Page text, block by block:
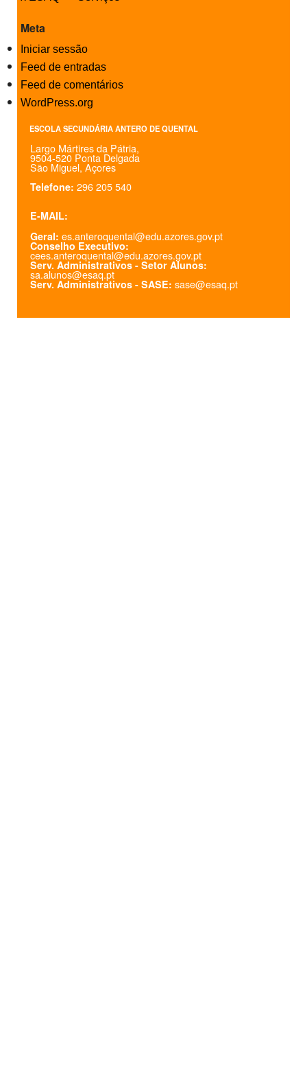
Meta
Iniciar sessão
Feed de entradas
Feed de comentários
WordPress.org
ESCOLA SECUNDÁRIA ANTERO DE QUENTAL
Largo Mártires da Pátria,
9504-520 Ponta Delgada
São Miguel, Açores
Telefone: 296 205 540
E-MAIL:
Geral: es.anteroquental@edu.azores.gov.pt
Conselho Executivo:
cees.anteroquental@edu.azores.gov.pt
Serv. Administrativos - Setor Alunos:
sa.alunos@esaq.pt
Serv. Administrativos - SASE: sase@esaq.pt